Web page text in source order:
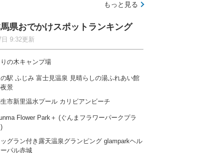
もっと見る
県おでかけスポットランキング
日 9:32更新
りの木キャンプ場
駅 ふじみ 富士見温泉 見晴らしの湯ふれあい館
景
市新里温水プール カリビアンビーチ
Flower Park＋ (ぐんまフラワーパークプラ
ッグラン付き露天温泉グランピング glamparkヘル
パル赤城